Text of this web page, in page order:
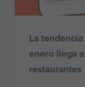
La
enero llega
restaurantes